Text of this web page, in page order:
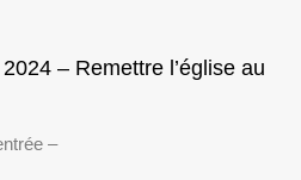
– Remettre l’église au
–